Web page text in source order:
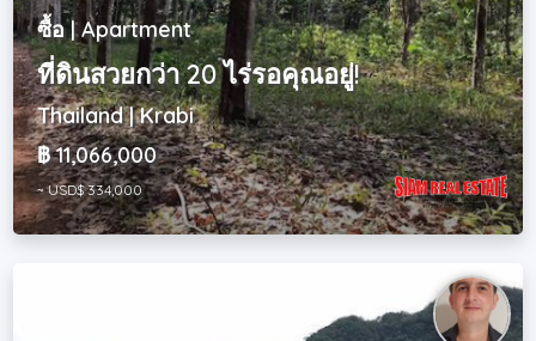
ซื้อ | Apartment
ที่ดินสวยกว่า 20 ไร่รอคุณอยู่!
Thailand | Krabi
฿ 11,066,000
~ USD$ 334,000